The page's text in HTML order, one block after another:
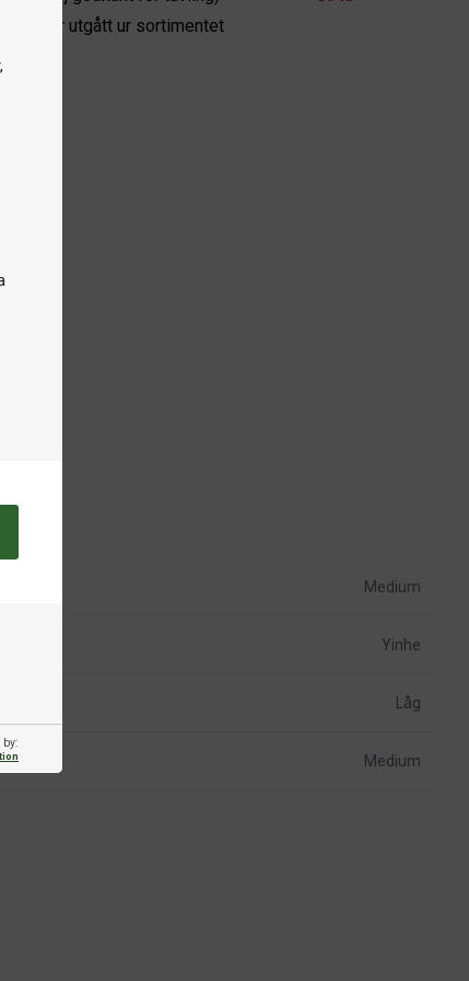
by:
har utgått ur sortimentet
Medium
Yinhe
Låg
Medium